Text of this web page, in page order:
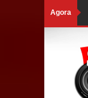
Agora